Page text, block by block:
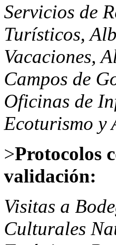
Servicios de
Turísticos,
Vacaciones,
Campos de
Oficinas de
Ecoturismo y
>Protocolos
validación:
Visitas a
Culturales